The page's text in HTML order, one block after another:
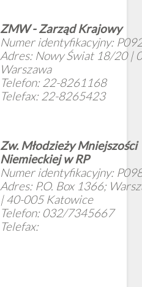
ZMW - Zarząd Krajowy
Numer identyfikacyjny:
Adres: Nowy Świat 18/20 |
Warszawa
Telefon: 22-8261168
Telefax: 22-8265423
Zw. Młodzieży Mniejszości
Niemieckiej w RP
Numer identyfikacyjny:
Adres: P.O. Box 1366;
| 40-005 Katowice
Telefon: 032/7345667
Telefax: